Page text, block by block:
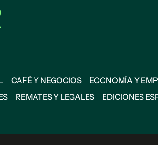
CAFÉ Y NEGOCIOS ECONOMÍA Y
REMATES Y LEGALES EDICIONES